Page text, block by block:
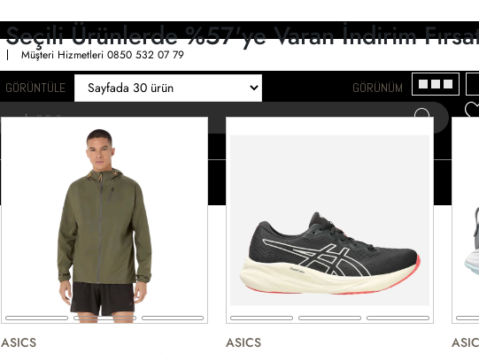
Müşteri Hizmetleri 0850 532 07 79
ERKEK KADIN
Seçili Ürünlerde %57'ye Varan İndirim
GÖRÜNTÜLE GÖRÜNÜM
ASICS
ASICS